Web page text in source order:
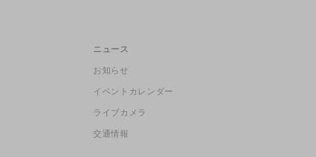
ニュース
お知らせ
イベントカレンダー
ライブカメラ
交通情報